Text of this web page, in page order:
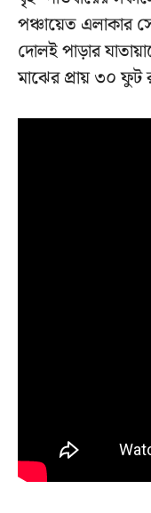
পঞ্চায়েত এলাকার
দোলই পাড়ার
মাঝের প্রায় ৩০ ফুট